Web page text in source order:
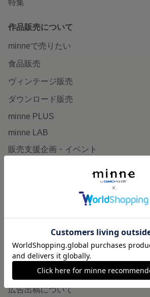
特集
作品販売について
minneで売りたい
食品販売
ヴィンテージ販売
ダウンロード販売
minne PLUS
minne LAB
販売支援企画・イベント
minneとものづくりと
minneの本
企業の方へ
広告出稿について